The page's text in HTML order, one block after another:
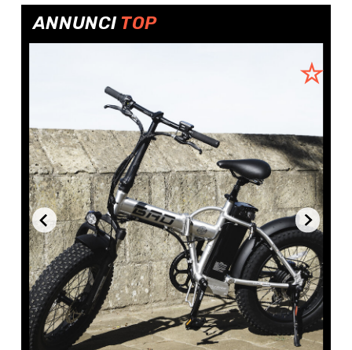
ANNUNCI TOP